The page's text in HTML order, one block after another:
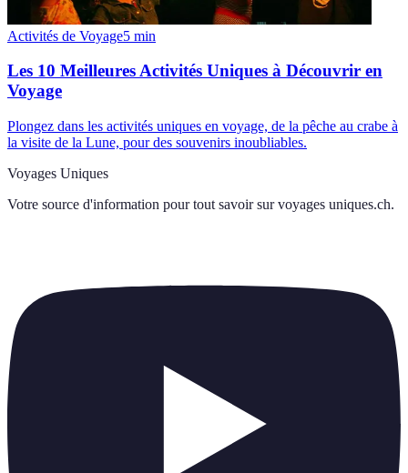
Activités de Voyage5 min
Les 10 Meilleures Activités Uniques à Découvrir en
Voyage
Plongez dans les activités uniques en voyage, de la pêche au crabe à
la visite de la Lune, pour des souvenirs inoubliables.
Voyages Uniques
Votre source d'information pour tout savoir sur voyages uniques.ch.